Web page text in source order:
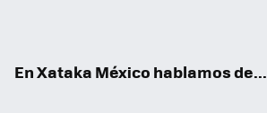
En Xataka México hablamos de...